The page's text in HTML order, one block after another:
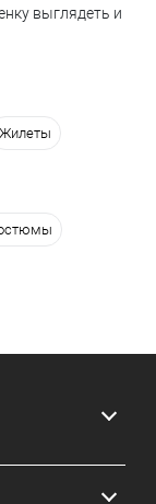
выглядеть и
Жилеты